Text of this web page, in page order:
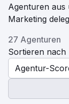
Agenturen aus
Marketing
27 Agenturen
Sortieren nach
Agentur-